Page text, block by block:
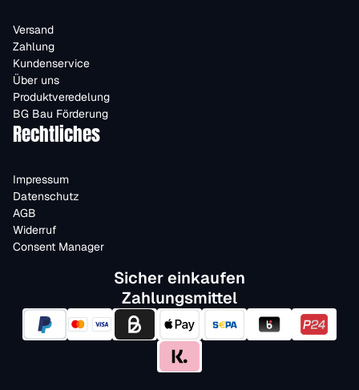
Versand
Zahlung
Kundenservice
Über uns
Produktveredelung
BG Bau Förderung
Rechtliches
Impressum
Datenschutz
AGB
Widerruf
Consent Manager
Sicher einkaufen
Zahlungsmittel